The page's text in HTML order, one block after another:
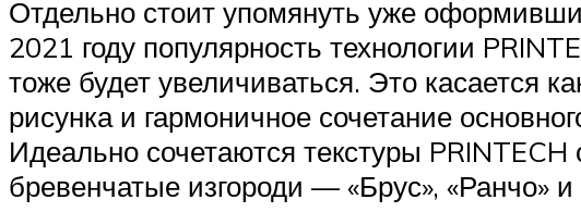
Отдельно стоит упомянуть уже
2021 году популярность технологии
тоже будет увеличиваться. Это касается
рисунка и гармоничное сочетание
Идеально сочетаются текстуры
бревенчатые изгороди — «Брус», «Ранчо» и